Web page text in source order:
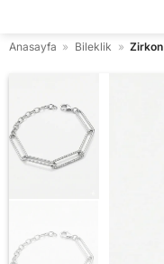
Anasayfa » Bileklik »